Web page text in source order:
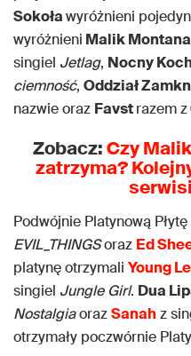
Sokoławyróżnieni
wyróżnieni Malik Montana
singiel Jetlag, Nocny
ciemność, Oddział
nazwie oraz Favstrazem z
Zobacz:Czy
zatrzyma?
Podwójnie Platynową Płytę
EVIL_THINGSoraz Ed
platynę otrzymali Young
singiel Jungle Girl. Dua
NostalgiaorazSanahz
otrzymały poczwórnie